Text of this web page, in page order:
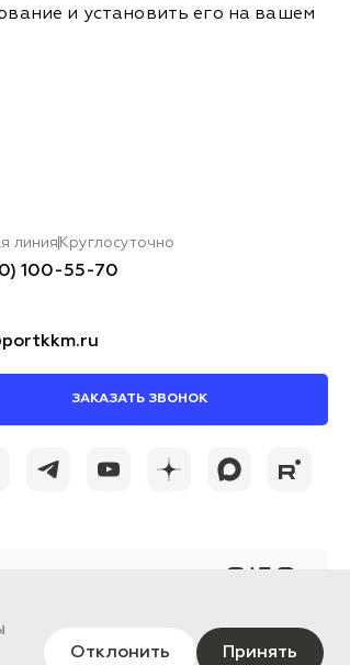
и установить его на вашем
линия Круглосуточно
100-55-70
ЗАКАЗАТЬ ЗВОНОК
контент PORT - бизнес
Отклонить Принять